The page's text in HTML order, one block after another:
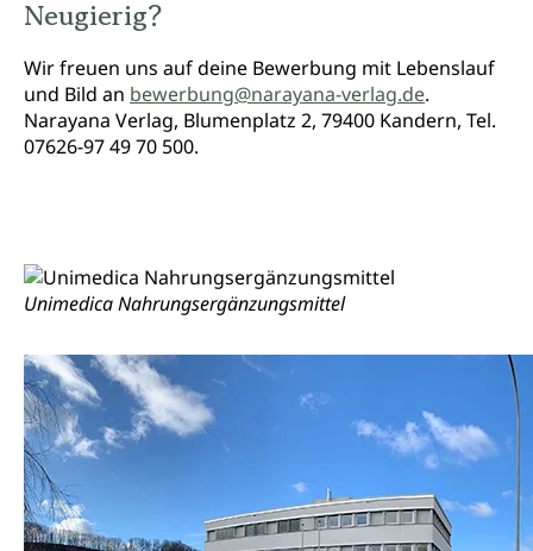
Neugierig?
Wir freuen uns auf deine Bewerbung mit Lebenslauf
und Bild an bewerbung@narayana-verlag.de.
Narayana Verlag, Blumenplatz 2, 79400 Kandern, Tel.
07626-97 49 70 500.
Unimedica Nahrungsergänzungsmittel